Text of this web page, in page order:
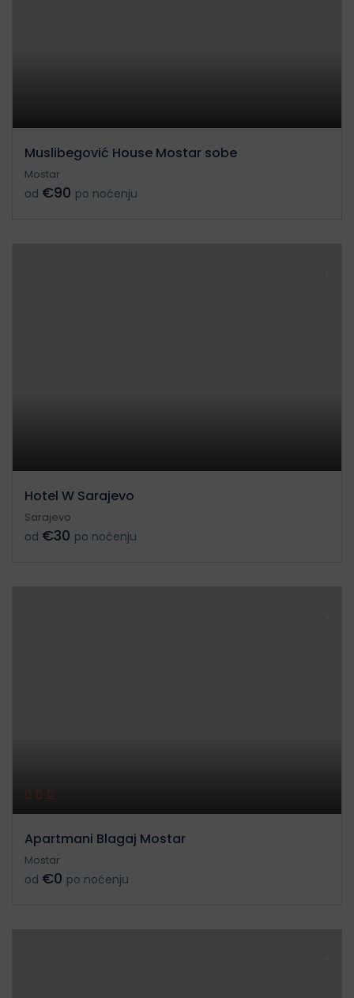
Muslibegović House Mostar sobe
Mostar
od €90 po noćenju
Hotel W Sarajevo
Sarajevo
od €30 po noćenju
Apartmani Blagaj Mostar
Mostar
od €0 po noćenju